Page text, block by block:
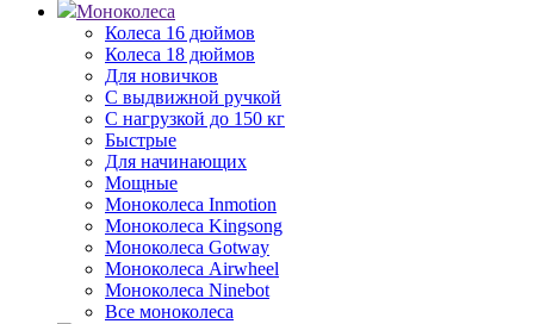
Моноколеса
Колеса 16 дюймов
Колеса 18 дюймов
Для новичков
С выдвижной ручкой
С нагрузкой до 150 кг
Быстрые
Для начинающих
Мощные
Моноколеса Inmotion
Моноколеса Kingsong
Моноколеса Gotway
Моноколеса Airwheel
Моноколеса Ninebot
Все моноколеса